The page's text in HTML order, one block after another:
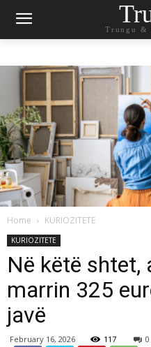
Trungu &
Home KURIOZITETE
KURIOZITETE
Në këtë
marrin 325
javë
February 16, 2026 117 0